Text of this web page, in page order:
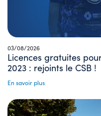
03/08/2026
Licences gratuites
2023 : rejoints le CSB !
En savoir plus